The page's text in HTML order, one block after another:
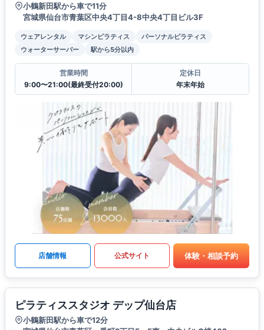
小鶴新田駅から車で11分
宮城県仙台市青葉区中央4丁目4-8中央4丁目ビル3F
ウェアレンタル マシンピラティス
パーソナルピラティス
ウォーターサーバー
駅から5分以内
営業時間
9:00〜21:00(最終受付20:00)
定休日
年末年始
店舗情報 公式サイト 体験・相談予約
ピラティススタジオ デップ仙台店
小鶴新田駅から車で12分